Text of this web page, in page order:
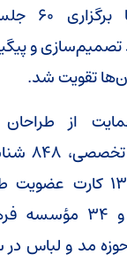
تصمیم‌سازی و
تقویت شد.
از
آثار صادر، ۱۳۶ کارت
تمدید شد و ۳۴
مد و لباس در